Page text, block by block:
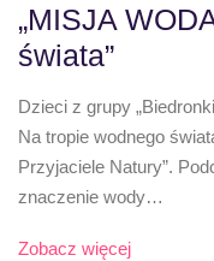
„MISJA
świata”
Dzieci z grupy
Na tropie wodnego
Przyjaciele Natury”.
znaczenie wody…
Zobacz więcej